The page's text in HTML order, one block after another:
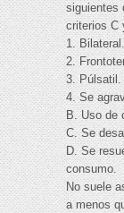
siguientes
criterios C
1. Bilateral.
2.
3. Púlsatil.
4. Se
B. Uso de
C. Se
D. Se
consumo.
No suele
a menos